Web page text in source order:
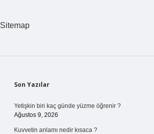
Sitemap
Sidebar
Son Yazılar
Yetişkin biri kaç günde yüzme öğrenir ?
Ağustos 9, 2026
Kuvvetin anlamı nedir kısaca ?